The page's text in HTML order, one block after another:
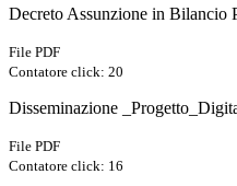
Decreto Assunzione in Bilancio
File PDF
Contatore click: 20
Disseminazione
File PDF
Contatore click: 16